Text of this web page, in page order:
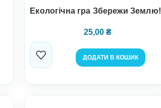
Екологічна гра Збережи Землю!
25,00 ₴
ДОДАТИ В КОШИК